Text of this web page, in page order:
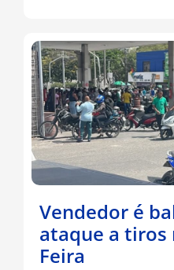
Vendedor é
ataque a tiros
Feira